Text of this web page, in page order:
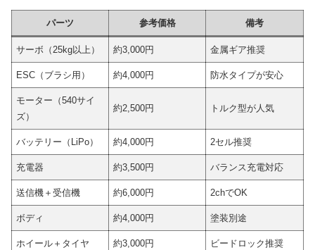
パーツ 参考価格 備考
サーボ（25kg以上） 約3,000円 金属ギア推奨
ESC（ブラシ用） 約4,000円 防水タイプが安心
モーター（540サイ
ズ）
約2,500円 トルク型が人気
バッテリー（LiPo） 約4,000円 2セル推奨
充電器 約3,500円 バランス充電対応
送信機＋受信機 約6,000円 2chでOK
ボディ 約4,000円 塗装別途
ホイール＋タイヤ 約3,000円 ビードロック推奨